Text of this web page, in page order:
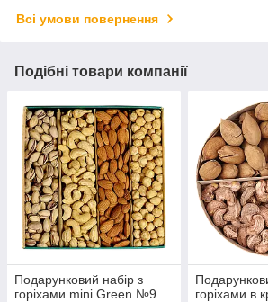
Всі умови повернення
Подібні товари компанії
Подарунковий набір з
горіхами mini Green №9
горіхами в